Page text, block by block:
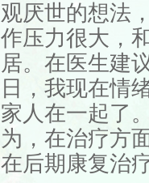
观厌世的想法
作压力很大，
居。在医生建
日，我现在情
家人在一起了
为，在治疗方
在后期康复治